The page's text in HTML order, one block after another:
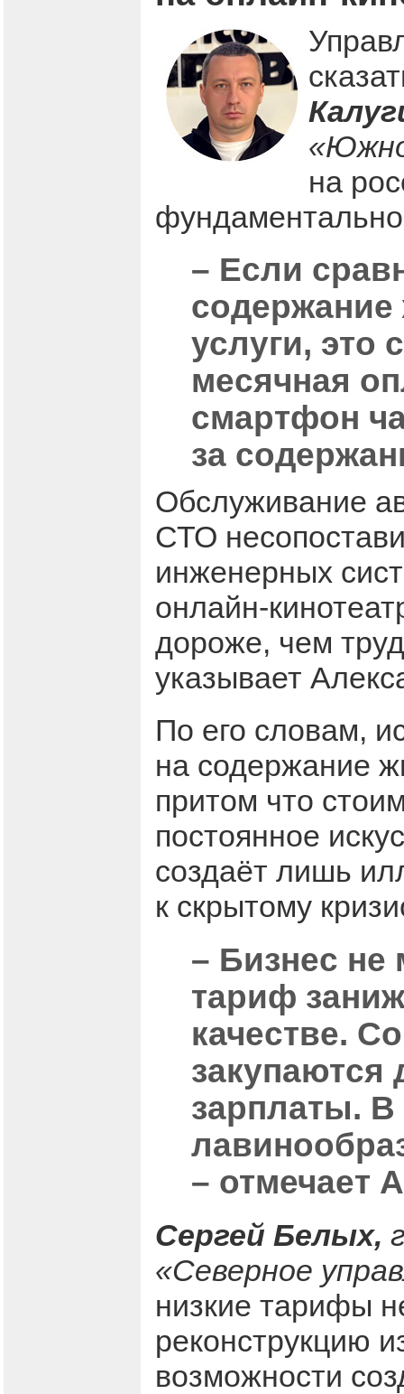
на
– Если
содержание
услуги, это
месячная
смартфон
за
Обслуживание
СТО
инженерных
онлайн-
дороже, чем
указывает
По его словам,
на содержание
притом что
постоянное
создаёт лишь
к скрытому
– Бизнес не
тариф
качестве.
закупаются
зарплаты. В
– отмечает
Сергей Белых,
«Северное
низкие тарифы
реконструкцию
возможности